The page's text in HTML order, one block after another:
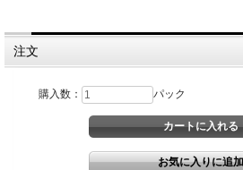
注文
購入数： パック